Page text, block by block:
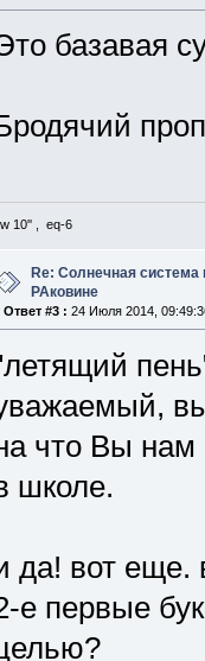
базавая
10'' , eq-6
Re: Солнечная система
РАковине
Ответ #3 : 24 Июля 2014,
что Вы нам
школе.
да! вот еще.
е первые